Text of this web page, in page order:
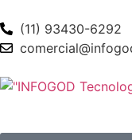
(11) 93430-6292